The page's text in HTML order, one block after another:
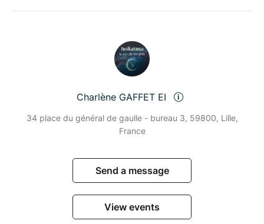
Charlène GAFFET EI
34 place du général de gaulle - bureau 3, 59800, Lille,
France
Send a message
View events